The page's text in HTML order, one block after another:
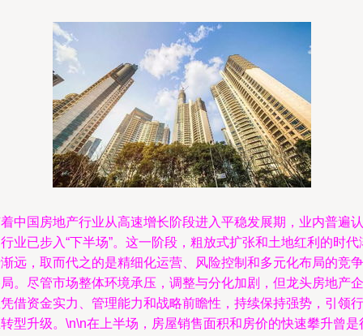
中国房地产行业从高速增长阶段进入平稳发展期，业内普遍认
业已步入“下半场”。这一阶段，粗放式扩张和土地红利的时代
远，取而代之的是精细化运营、风险控制和多元化布局的竞争
。尽管市场整体环境承压，调整与分化加剧，但龙头房地产企
借资金实力、管理能力和战略前瞻性，持续保持强势，引领行
型升级。\n\n在上半场，房屋销售面积和房价的快速攀升曾是